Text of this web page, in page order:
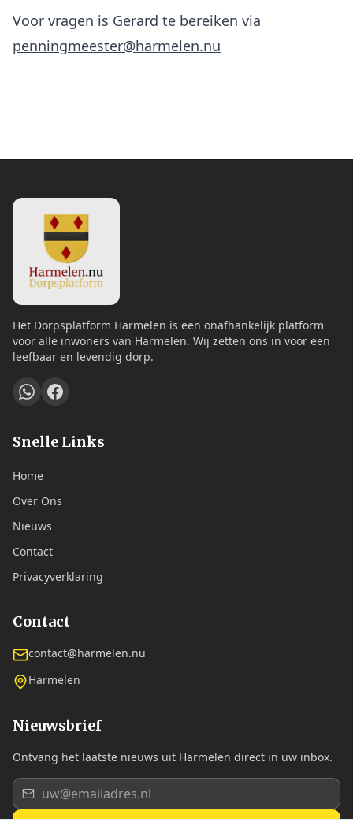
Voor vragen is Gerard te bereiken via
penningmeester@harmelen.nu
Het Dorpsplatform Harmelen is een onafhankelijk platform
voor alle inwoners van Harmelen. Wij zetten ons in voor een
leefbaar en levendig dorp.
Snelle Links
Home
Over Ons
Nieuws
Contact
Privacyverklaring
Contact
contact@harmelen.nu
Harmelen
Nieuwsbrief
Ontvang het laatste nieuws uit Harmelen direct in uw inbox.
Aanmelden